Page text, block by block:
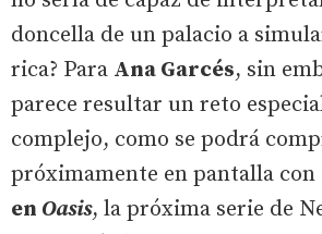
doncella de un palacio a
rica? Para Ana Garcés, sin
parece resultar un reto
complejo, como se podrá
próximamente en pantalla con
en Oasis, la próxima serie de